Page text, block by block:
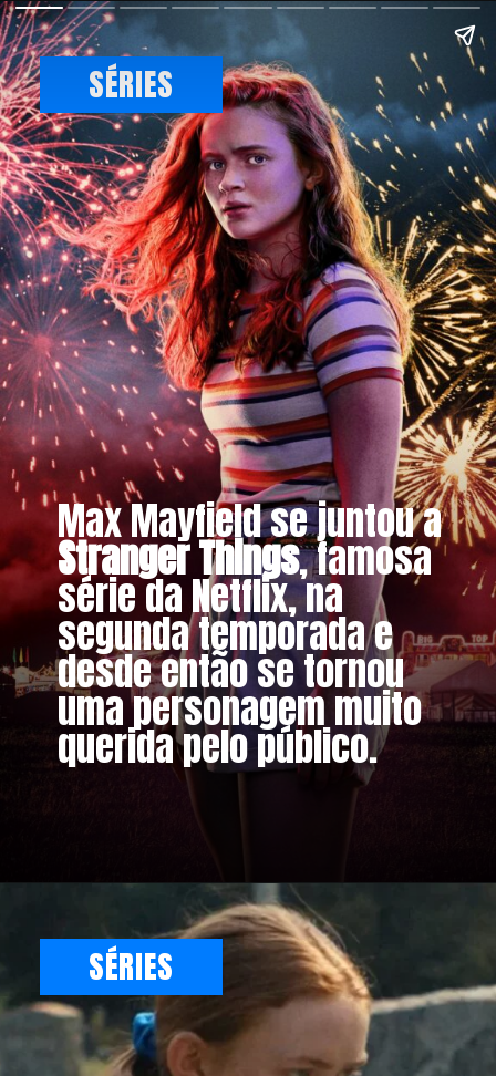
Max Mayfield se juntou a
Stranger Things, famosa
série da Netflix, na
segunda temporada e
desde então se tornou
uma personagem muito
querida pelo público.
SÉRIES
SÉRIES